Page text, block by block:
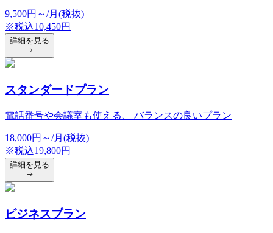
9,500円 ～/月(税抜)
※税込10,450円
詳細を見る
スタンダードプラン
電話番号や会議室も使える、 バランスの良いプラン
18,000円 ～/月(税抜)
※税込19,800円
詳細を見る
ビジネスプラン